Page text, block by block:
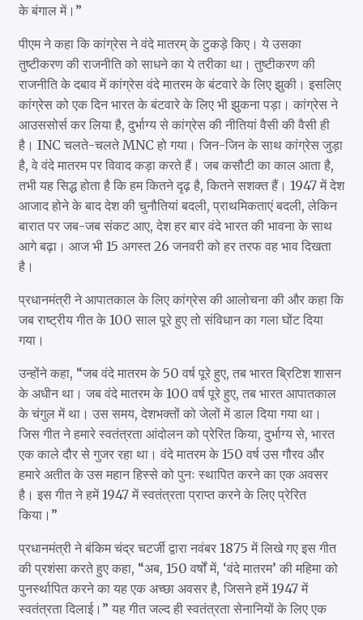
के बंगाल में।”
पीएम ने कहा कि कांग्रेस ने वंदे मातरम् के टुकड़े किए। ये उसका
तुष्टीकरण की राजनीति को साधने का ये तरीका था। तुष्टीकरण की
राजनीति के दबाव में कांग्रेस वंदे मातरम के बंटवारे के लिए झुकी। इसलिए
कांग्रेस को एक दिन भारत के बंटवारे के लिए भी झुकना पड़ा। कांग्रेस ने
आउससोर्स कर लिया है, दुर्भाग्य से कांग्रेस की नीतियां वैसी की वैसी ही
है। INC चलते-चलते MNC हो गया। जिन-जिन के साथ कांग्रेस जुड़ा
है, वे वंदे मातरम पर विवाद कड़ा करते हैं। जब कसौटी का काल आता है,
तभी यह सिद्ध होता है कि हम कितने दृढ़ है, कितने सशक्त हैं। 1947 में देश
आजाद होने के बाद देश की चुनौतियां बदली, प्राथमिकताएं बदली, लेकिन
बारात पर जब-जब संकट आए, देश हर बार वंदे भारत की भावना के साथ
आगे बढ़ा। आज भी 15 अगस्त 26 जनवरी को हर तरफ वह भाव दिखता
है।
प्रधानमंत्री ने आपातकाल के लिए कांग्रेस की आलोचना की और कहा कि
जब राष्ट्रीय गीत के 100 साल पूरे हुए तो संविधान का गला घोंट दिया
गया।
उन्होंने कहा, “जब वंदे मातरम के 50 वर्ष पूरे हुए, तब भारत ब्रिटिश शासन
के अधीन था। जब वंदे मातरम के 100 वर्ष पूरे हुए, तब भारत आपातकाल
के चंगुल में था। उस समय, देशभक्तों को जेलों में डाल दिया गया था।
जिस गीत ने हमारे स्वतंत्रता आंदोलन को प्रेरित किया, दुर्भाग्य से, भारत
एक काले दौर से गुजर रहा था। वंदे मातरम के 150 वर्ष उस गौरव और
हमारे अतीत के उस महान हिस्से को पुनः स्थापित करने का एक अवसर
है। इस गीत ने हमें 1947 में स्वतंत्रता प्राप्त करने के लिए प्रेरित
किया।”
प्रधानमंत्री ने बंकिम चंद्र चटर्जी द्वारा नवंबर 1875 में लिखे गए इस गीत
की प्रशंसा करते हुए कहा, “अब, 150 वर्षों में, ‘वंदे मातरम’ की महिमा को
पुनर्स्थापित करने का यह एक अच्छा अवसर है, जिसने हमें 1947 में
स्वतंत्रता दिलाई।” यह गीत जल्द ही स्वतंत्रता सेनानियों के लिए एक